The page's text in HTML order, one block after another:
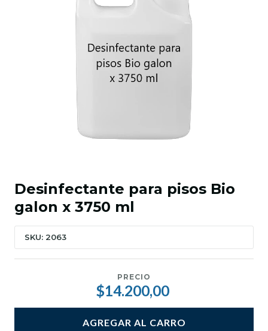
Desinfectante para pisos Bio
galon x 3750 ml
SKU: 2063
PRECIO
$14.200,00
AGREGAR AL CARRO